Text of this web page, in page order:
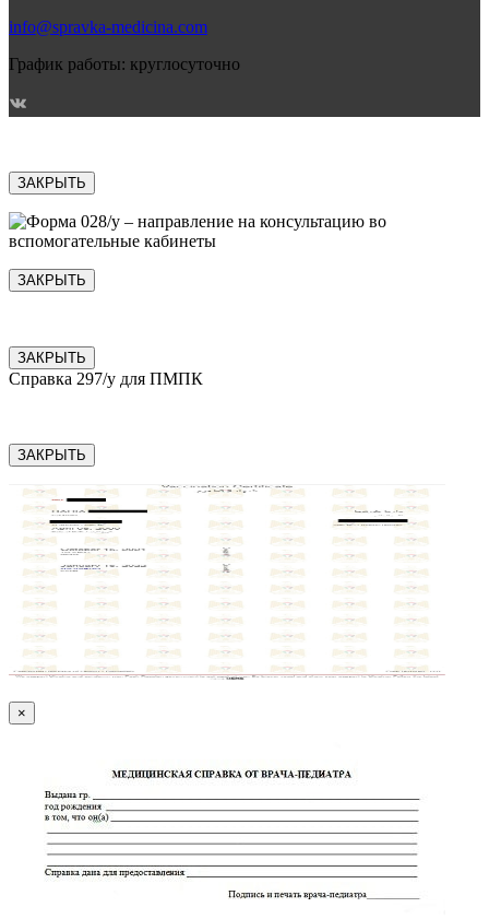
info@spravka-medicina.com
График работы: круглосуточно
ЗАКРЫТЬ
ЗАКРЫТЬ
ЗАКРЫТЬ
Справка 297/у для ПМПК
ЗАКРЫТЬ
×